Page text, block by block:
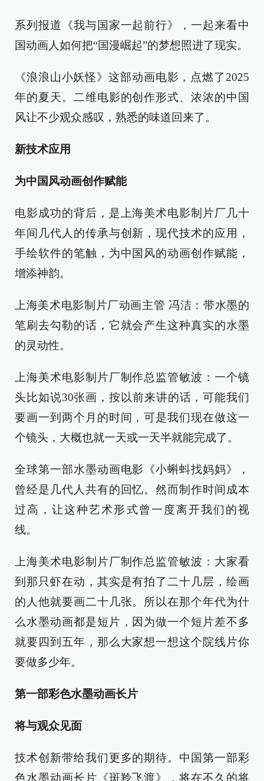
系列报道《我与国家一起前行》，一起来看中
国动画人如何把“国漫崛起”的梦想照进了现实。
《浪浪山小妖怪》这部动画电影，点燃了2025
年的夏天。二维电影的创作形式、浓浓的中国
风让不少观众感叹，熟悉的味道回来了。
新技术应用
为中国风动画创作赋能
电影成功的背后，是上海美术电影制片厂几十
年间几代人的传承与创新，现代技术的应用，
手绘软件的笔触，为中国风的动画创作赋能，
增添神韵。
上海美术电影制片厂动画主管 冯洁：带水墨的
笔刷去勾勒的话，它就会产生这种真实的水墨
的灵动性。
上海美术电影制片厂制作总监管敏波：一个镜
头比如说30张画，按以前来讲的话，可能我们
要画一到两个月的时间，可是我们现在做这一
个镜头，大概也就一天或一天半就能完成了。
全球第一部水墨动画电影《小蝌蚪找妈妈》，
曾经是几代人共有的回忆。然而制作时间成本
过高，让这种艺术形式曾一度离开我们的视
线。
上海美术电影制片厂制作总监管敏波：大家看
到那只虾在动，其实是有拍了二十几层，绘画
的人他就要画二十几张。所以在那个年代为什
么水墨动画都是短片，因为做一个短片差不多
就要四到五年，那么大家想一想这个院线片你
要做多少年。
第一部彩色水墨动画长片
将与观众见面
技术创新带给我们更多的期待。中国第一部彩
色水墨动画长片《斑羚飞渡》，将在不久的将